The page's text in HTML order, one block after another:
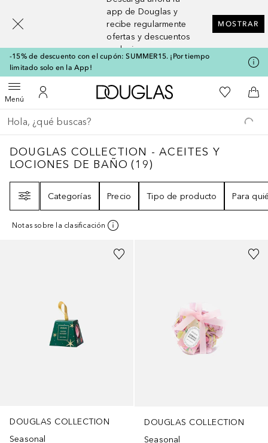
app de Douglas y
recibe regularmente
ofertas y descuentos
exclusivos
MOSTRAR
-15% de descuento con el cupón: SUMMER15. ¡Por tiempo
limitado solo en la App!
MenúAbrir menúMi cuenta
A Douglas HomeMi lista de
A
Regresar
Ejecutar búsqueda
DOUGLAS COLLECTION - ACEITES Y
DOUGLAS COLLECTION - ACEITES Y
LOCIONES DE BAÑO (19)
Categorías
Precio Tipo de producto Para
Notas sobre la clasificación
DOUGLAS COLLECTION
Seasonal
DOUGLAS COLLECTION
Seasonal
[navigation.slideout.screenreader]